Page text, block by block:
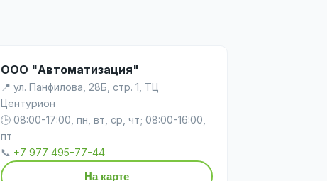
ООО "Автоматизация"
📍 ул. Панфилова, 28Б, стр. 1, ТЦ
Центурион
🕒 08:00-17:00, пн, вт, ср, чт; 08:00-16:00,
пт
📞 +7 977 495-77-44
На карте